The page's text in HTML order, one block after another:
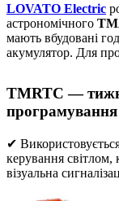
LOVATO Electric
астрономічного
мають вбудовані
акумулятор. Для
TMRTC —
програмування
✔
керування світлом,
візуальна